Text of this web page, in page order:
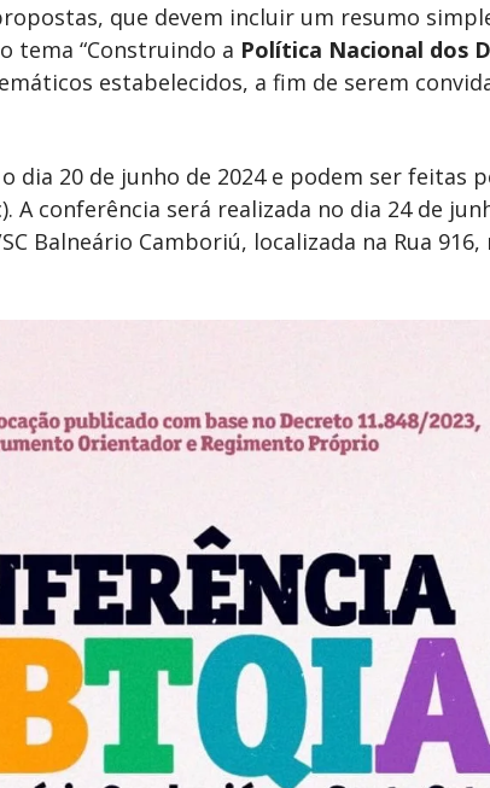
que devem incluir um resumo
tema “Construindo a Política Nacional dos
estabelecidos, a fim de serem
dia 20 de junho de 2024 e podem ser feitas
conferência será realizada no dia 24 de
Balneário Camboriú, localizada na Rua